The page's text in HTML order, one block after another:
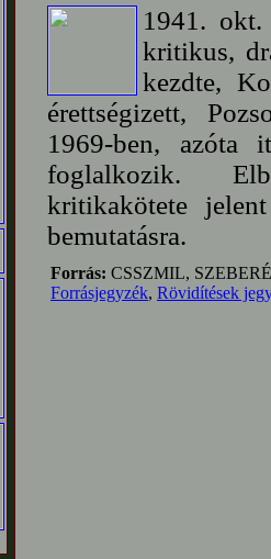
1941. okt.
kritikus,
kezdte,
érettségizett,
1969-ben, azóta
foglalkozik.
kritikakötete
bemutatásra.
Forrás: CSSZMIL,
Forrásjegyzék, Rövidítések